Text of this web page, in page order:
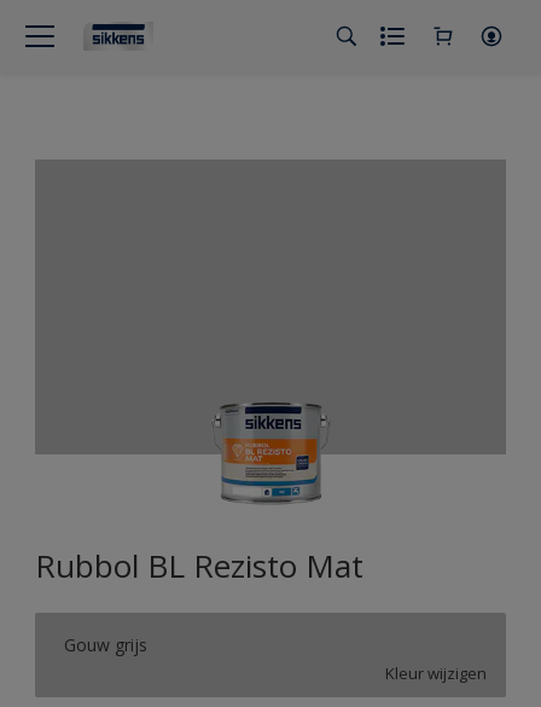
Rubbol BL Rezisto Mat
Gouw grijs
Kleur wijzigen